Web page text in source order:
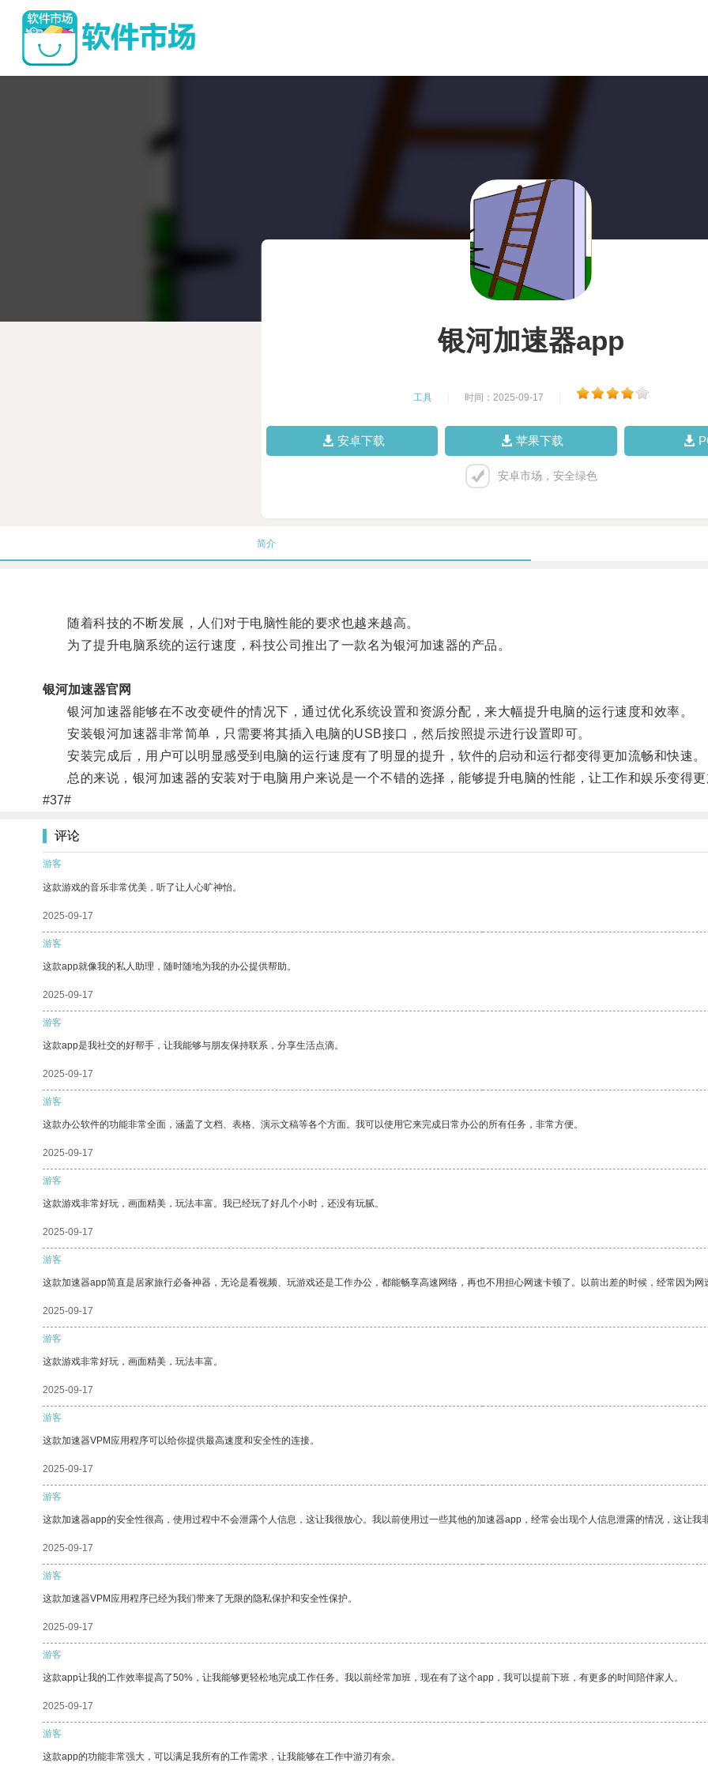
银河加速器app
工具 时间：2025-09-17
安卓下载 苹果下载
安卓市场，安全绿色
简介
随着科技的不断发展，人们对于电脑性能的要求也越来越高。
为了提升电脑系统的运行速度，科技公司推出了一款名为银河加速器的产品。
银河加速器官网
银河加速器能够在不改变硬件的情况下，通过优化系统设置和资源分配，来大幅提升电脑的运行速度和效率。
安装银河加速器非常简单，只需要将其插入电脑的USB接口，然后按照提示进行设置即可。
安装完成后，用户可以明显感受到电脑的运行速度有了明显的提升，软件的启动和运行都变得更加流畅和快速。
总的来说，银河加速器的安装对于电脑用户来说是一个不错的选择，能够提升电脑的性能，让工作和娱乐变得更
#37#
评论
游客
这款游戏的音乐非常优美，听了让人心旷神怡。
2025-09-17
游客
这款app就像我的私人助理，随时随地为我的办公提供帮助。
2025-09-17
游客
这款app是我社交的好帮手，让我能够与朋友保持联系，分享生活点滴。
2025-09-17
游客
这款办公软件的功能非常全面，涵盖了文档、表格、演示文稿等各个方面。我可以使用它来完成日常办公的所有任务，非常方便。
2025-09-17
游客
这款游戏非常好玩，画面精美，玩法丰富。我已经玩了好几个小时，还没有玩腻。
2025-09-17
游客
这款加速器app简直是居家旅行必备神器，无论是看视频、玩游戏还是工作办公，都能畅享高速网络，再也不用担心网速卡顿了。以前出差的时候，经常因为
2025-09-17
游客
这款游戏非常好玩，画面精美，玩法丰富。
2025-09-17
游客
这款加速器VPM应用程序可以给你提供最高速度和安全性的连接。
2025-09-17
游客
这款加速器app的安全性很高，使用过程中不会泄露个人信息，这让我很放心。我以前使用过一些其他的加速器app，经常会出现个人信息泄露的情况，这让我
2025-09-17
游客
这款加速器VPM应用程序已经为我们带来了无限的隐私保护和安全性保护。
2025-09-17
游客
这款app让我的工作效率提高了50%，让我能够更轻松地完成工作任务。我以前经常加班，现在有了这个app，我可以提前下班，有更多的时间陪伴家人。
2025-09-17
游客
这款app的功能非常强大，可以满足我所有的工作需求，让我能够在工作中游刃有余。